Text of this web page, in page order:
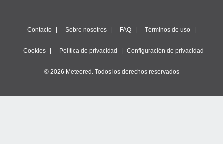
Contacto Sobre nosotros FAQ Términos de uso
Cookies Política de privacidad Configuración de privacidad
© 2026 Meteored. Todos los derechos reservados